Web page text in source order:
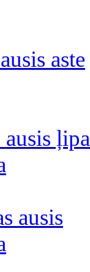
aste
ausis ļipa
ausis